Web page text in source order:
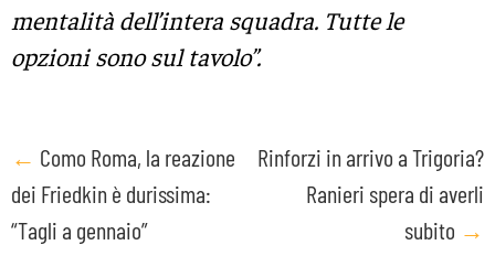
mentalità dell’intera squadra. Tutte le
opzioni sono sul tavolo”.
Post
navigation
← Como Roma, la reazione
dei Friedkin è durissima:
“Tagli a gennaio”
Rinforzi in arrivo a Trigoria?
Ranieri spera di averli
subito →